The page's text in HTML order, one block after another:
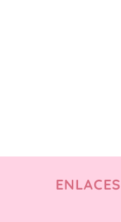
ENLACES